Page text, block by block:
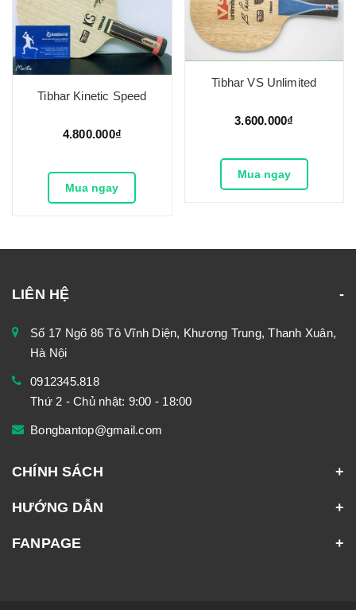
Tibhar Kinetic Speed
4.800.000₫
Mua ngay
Tibhar VS Unlimited
3.600.000₫
Mua ngay
LIÊN HỆ
Số 17 Ngõ 86 Tô Vĩnh Diện, Khương Trung, Thanh Xuân,
Hà Nội
0912345.818
Thứ 2 - Chủ nhật: 9:00 - 18:00
Bongbantop@gmail.com
CHÍNH SÁCH
HƯỚNG DẪN
FANPAGE